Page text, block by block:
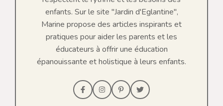
enfants. Sur le site "Jardin d'Eglantine",
Marine propose des articles inspirants et
pratiques pour aider les parents et les
éducateurs à offrir une éducation
épanouissante et holistique à leurs enfants.